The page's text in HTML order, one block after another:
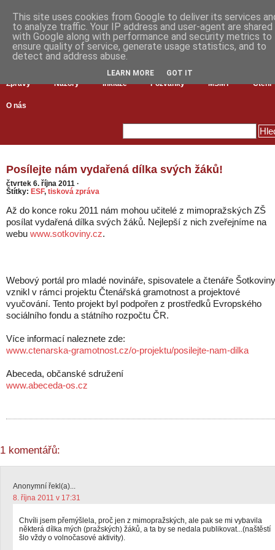
Zprávy Názory Inkluze Pozvánky MŠMT Čtení
O nás
Posílejte nám vydařená dílka svých žáků!
čtvrtek 6. října 2011 ·
Štítky: ESF, tisková zpráva
Až do konce roku 2011 nám mohou učitelé z mimopražských ZŠ
posílat vydařená dílka svých žáků. Nejlepší z nich zveřejníme na
webu www.sotkoviny.cz.
Webový portál pro mladé novináře, spisovatele a čtenáře Šotkoviny
vznikl v rámci projektu Čtenářská gramotnost a projektové
vyučování. Tento projekt byl podpořen z prostředků Evropského
sociálního fondu a státního rozpočtu ČR.
Více informací naleznete zde:
www.ctenarska-gramotnost.cz/o-projektu/posilejte-nam-dilka
Abeceda, občanské sdružení
www.abeceda-os.cz
1 komentářů:
Anonymní řekl(a)...
8. října 2011 v 17:31
Chvíli jsem přemýšlela, proč jen z mimopražských, ale pak se mi vybavila
některá dílka mých (pražských) žáků, a ta by se nedala publikovat...(naštěstí
šlo vždy o volnočasové aktivity).
This site uses cookies from Google to deliver its services
to analyze traffic. Your IP address and user-agent are shared
with Google along with performance and security metrics to
ensure quality of service, generate usage statistics, and to
detect and address abuse.
LEARN MORE GOT IT